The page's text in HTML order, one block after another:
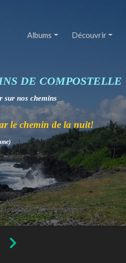
Albums Découvrir
DE COMPOSTELLE
sur nos chemins
le chemin de la nuit!